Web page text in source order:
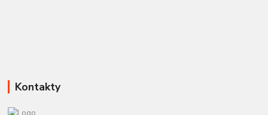
Kontakty